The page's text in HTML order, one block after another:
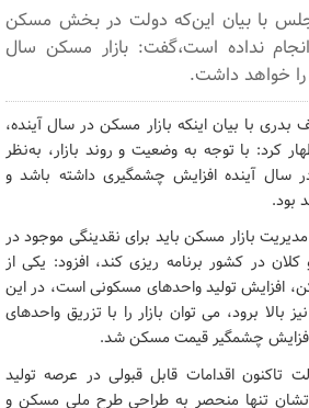
با بیان این‌که دولت در بخش مسکن
نداده است،‌گفت:‌ بازار مسکن سال
خواهد داشت.
بدری با بیان اینکه بازار مسکن در سال آینده،
کرد: با توجه به وضعیت و روند بازار، به‌نظر
آینده افزایش چشمگیری داشته باشد و
بود.
بازار مسکن باید برای نقدینگی موجود در
در کشور برنامه ریزی کند،‌ افزود: یکی از
افزایش تولید واحدهای مسکونی است، در این
بالا برود، می توان بازار را با تزریق واحدهای
افزایش چشمگیر قیمت مسکن شد.
تاکنون اقدامات قابل قبولی در عرصه تولید
تنها منحصر به طراحی طرح ملی مسکن و